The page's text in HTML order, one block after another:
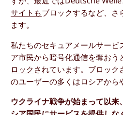
サイトもブロックするなど、さ
ます。
私たちのセキュアメールサービ
ア市民から暗号化通信を奪おう
ロックされています。ブロック
のユーザーの多くはロシアから
ウクライナ戦争が始まって以来